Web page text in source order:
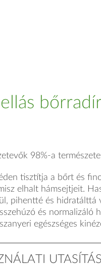
98%-a
tisztítja a bőrt és
elhalt hámsejtjeit.
pihentté és hidratálttá
és normalizáló
egészséges
UTASÍTÁS